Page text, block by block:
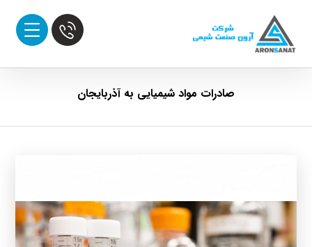
صادرات مواد شیمیایی به آذربایجان